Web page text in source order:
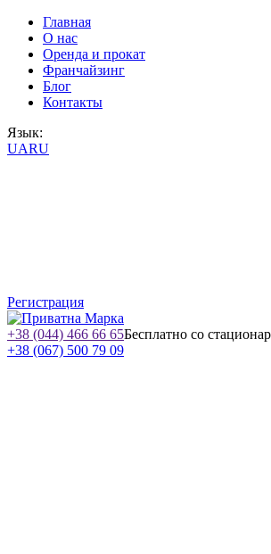
Главная
О нас
Оренда и прокат
Франчайзинг
Блог
Контакты
Язык:
UARU
Регистрация
+38 (044) 466 66 65Бесплатно со
+38 (067) 500 79 09